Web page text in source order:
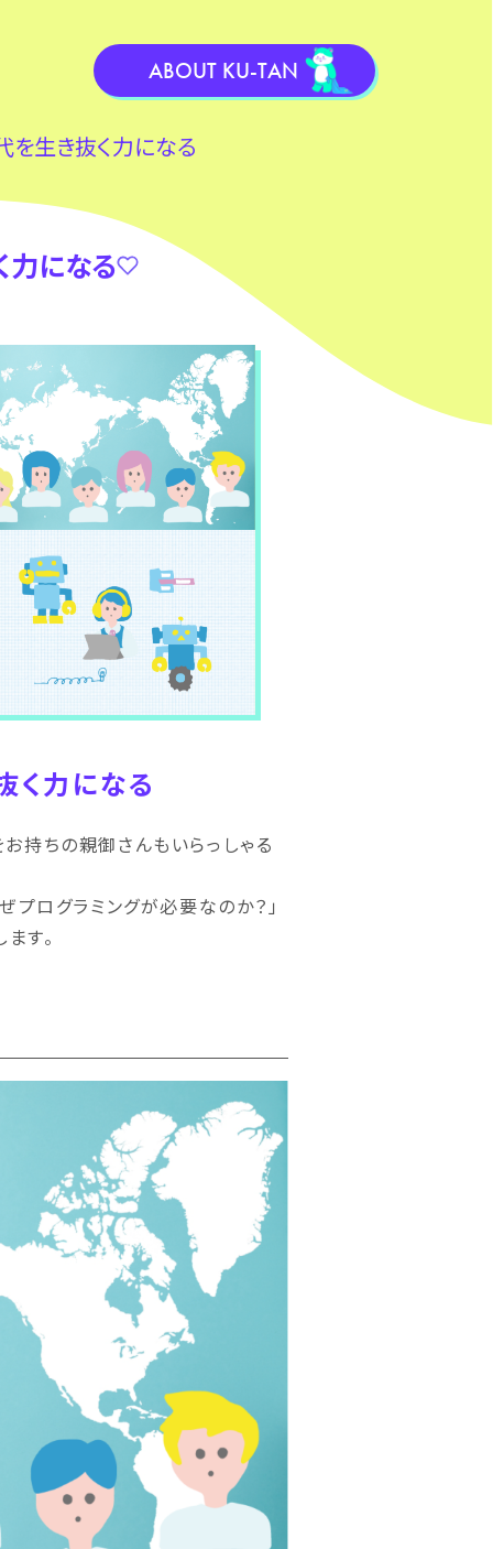
ABOUT KU-TAN
を生き抜く力になる
力になる
く力になる
持ちの親御さんもいらっしゃる
プログラミングが必要なのか？」
す。